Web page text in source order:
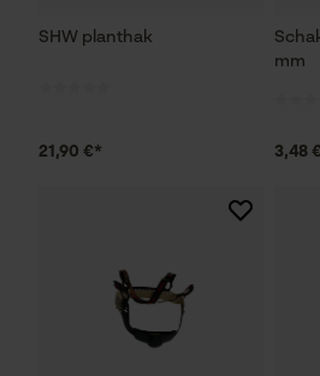
SHW planthak
21,90 €*
mm
3,48